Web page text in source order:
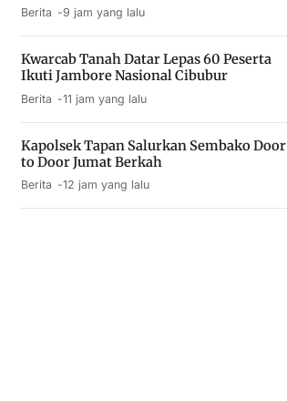
Berita 9 jam yang lalu
Kwarcab Tanah Datar Lepas 60 Peserta
Ikuti Jambore Nasional Cibubur
Berita 11 jam yang lalu
Kapolsek Tapan Salurkan Sembako Door
to Door Jumat Berkah
Berita 12 jam yang lalu